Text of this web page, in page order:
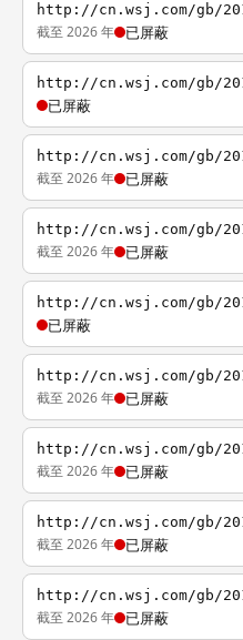
http://cn.wsj.com/gb/
截至 2026 年 已屏蔽
http://cn.wsj.com/gb/
已屏蔽
http://cn.wsj.com/gb/
截至 2026 年 已屏蔽
http://cn.wsj.com/gb/
截至 2026 年 已屏蔽
http://cn.wsj.com/gb/
已屏蔽
http://cn.wsj.com/gb/
截至 2026 年 已屏蔽
http://cn.wsj.com/gb/
截至 2026 年 已屏蔽
http://cn.wsj.com/gb/
截至 2026 年 已屏蔽
http://cn.wsj.com/gb/
截至 2026 年 已屏蔽